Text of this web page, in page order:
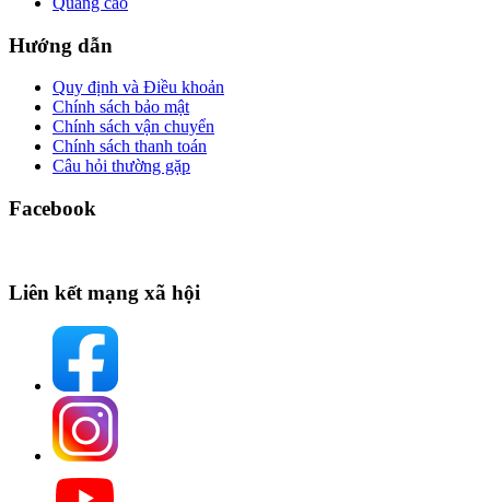
Hướng dẫn
Quy định và Điều khoản
Chính sách bảo mật
Chính sách vận chuyển
Chính sách thanh toán
Câu hỏi thường gặp
Facebook
Liên kết mạng xã hội